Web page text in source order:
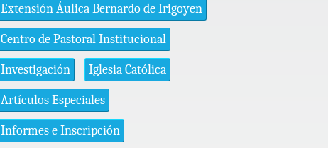
Extensión Áulica Bernardo de Irigoyen
Centro de Pastoral Institucional
Investigación Iglesia Católica
Artículos Especiales
Informes e Inscripción